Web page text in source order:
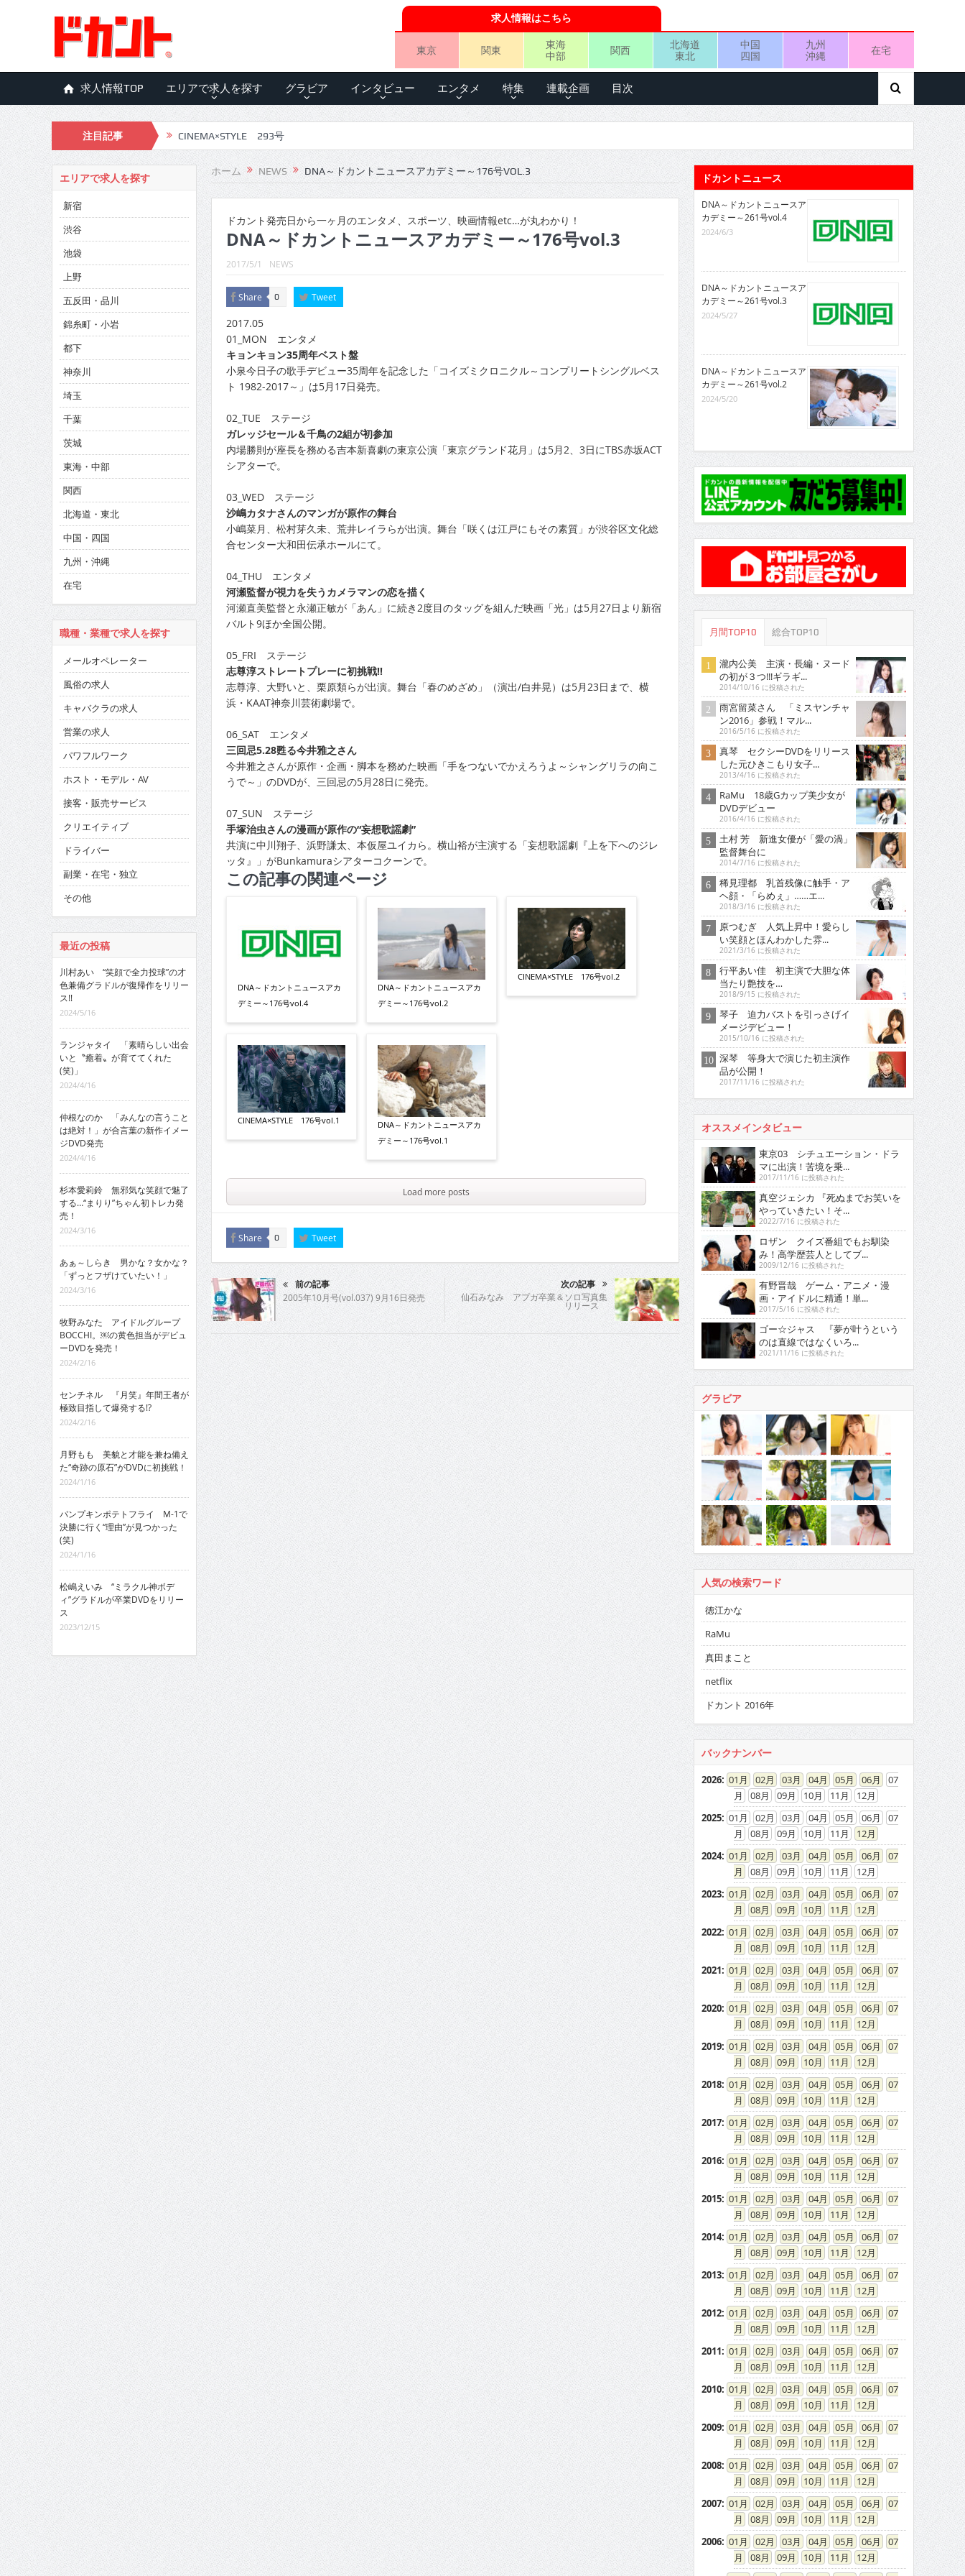
求人情報はこちら
東京 関東
東海
中部
関西
北海道
東北
中国
四国
九州
沖縄
在宅
求人情報TOP エリアで求人を探す グラビア インタビュー エンタメ 特集 連載企画 目次
注目記事 CINEMA×STYLE 293号
CINEMA×STYLE 292号
CINEMA×STYLE 291号
CINEMA×STYLE 290号
CINEMA×STYLE 289号
CINEMA×STYLE 288号
CINEMA×STYLE 287号
CINEMA×STYLE 286号
CINEMA×STYLE 285号
CINEMA×STYLE 294号
ホーム NEWS DNA～ドカントニュースアカデミー～176号VOL.3
ドカント発売日から一ヶ月のエンタメ、スポーツ、映画情報etc…が丸わかり！
DNA～ドカントニュースアカデミー～176号vol.3
2017/5/1 NEWS
Share 0 Tweet
2017.05
01_MON エンタメ
キョンキョン35周年ベスト盤
小泉今日子の歌手デビュー35周年を記念した「コイズミクロニクル～コンプリートシングルベス
ト 1982-2017～」は5月17日発売。
02_TUE ステージ
ガレッジセール＆千鳥の2組が初参加
内場勝則が座長を務める吉本新喜劇の東京公演「東京グランド花月」は5月2、3日にTBS赤坂ACT
シアターで。
03_WED ステージ
沙嶋カタナさんのマンガが原作の舞台
小嶋菜月、松村芽久未、荒井レイラらが出演。舞台「咲くは江戸にもその素質」が渋谷区文化総
合センター大和田伝承ホールにて。
04_THU エンタメ
河瀬監督が視力を失うカメラマンの恋を描く
河瀬直美監督と永瀬正敏が「あん」に続き2度目のタッグを組んだ映画「光」は5月27日より新宿
バルト9ほか全国公開。
05_FRI ステージ
志尊淳ストレートプレーに初挑戦!!
志尊淳、大野いと、栗原類らが出演。舞台「春のめざめ」（演出/白井晃）は5月23日まで、横
浜・KAAT神奈川芸術劇場で。
06_SAT エンタメ
三回忌5.28甦る今井雅之さん
今井雅之さんが原作・企画・脚本を務めた映画「手をつないでかえろうよ～シャングリラの向こ
うで～」のDVDが、三回忌の5月28日に発売。
07_SUN ステージ
手塚治虫さんの漫画が原作の“妄想歌謡劇”
共演に中川翔子、浜野謙太、本仮屋ユイカら。横山裕が主演する「妄想歌謡劇『上を下へのジレ
ッタ』」がBunkamuraシアターコクーンで。
この記事の関連ページ
DNA～ドカントニュースアカ
デミー～176号vol.4
CINEMA×STYLE 176号vol.1
DNA～ドカントニュースアカ
デミー～176号vol.2
DNA～ドカントニュースアカ
デミー～176号vol.1
CINEMA×STYLE 176号vol.2
Load more posts
Share 0 Tweet
前の記事
2005年10月号(vol.037) 9月16日発売
次の記事
仙石みなみ アプガ卒業＆ソロ写真集
リリース
エリアで求人を探す
新宿
渋谷
池袋
上野
五反田・品川
錦糸町・小岩
都下
神奈川
埼玉
千葉
茨城
東海・中部
関西
北海道・東北
中国・四国
九州・沖縄
在宅
職種・業種で求人を探す
メールオペレーター
風俗の求人
キャバクラの求人
営業の求人
パワフルワーク
ホスト・モデル・AV
接客・販売サービス
クリエイティブ
ドライバー
副業・在宅・独立
その他
最近の投稿
川村あい “笑顔で全力投球”の才
色兼備グラドルが復帰作をリリー
ス!!
2024/5/16
ランジャタイ 「素晴らしい出会
いと〝癒着〟が育ててくれた
(笑)」
2024/4/16
仲根なのか 「みんなの言うこと
は絶対！」が合言葉の新作イメー
ジDVD発売
2024/4/16
杉本愛莉鈴 無邪気な笑顔で魅了
する…“まりり”ちゃん初トレカ発
売！
2024/3/16
あぁ～しらき 男かな？女かな？
「ずっとフザけていたい！」
2024/3/16
牧野みなた アイドルグループ
BOCCHI。￼の黄色担当がデビュ
ーDVDを発売！
2024/2/16
センチネル 『月笑』年間王者が
極致目指して爆発する!?
2024/2/16
月野もも 美貌と才能を兼ね備え
た“奇跡の原石”がDVDに初挑戦！
2024/1/16
パンプキンポテトフライ M-1で
決勝に行く“理由”が見つかった
(笑)
2024/1/16
松嶋えいみ “ミラクル神ボデ
ィ”グラドルが卒業DVDをリリー
ス
2023/12/15
ドカントニュース
DNA～ドカントニュースア
カデミー～261号vol.4
2024/6/3
DNA～ドカントニュースア
カデミー～261号vol.3
2024/5/27
DNA～ドカントニュースア
カデミー～261号vol.2
2024/5/20
月間TOP10 総合TOP10
瀧内公美 主演・長編・ヌード
の初が３つ!!!ギラギ...
2014/10/16 に投稿された
雨宮留菜さん 「ミスヤンチャ
ン2016」参戦！マル...
2016/5/16 に投稿された
真琴 セクシーDVDをリリース
した元ひきこもり女子...
2013/4/16 に投稿された
RaMu 18歳Gカップ美少女が
DVDデビュー
2016/4/16 に投稿された
土村 芳 新進女優が「愛の渦」
監督舞台に
2014/7/16 に投稿された
稀見理都 乳首残像に触手・ア
ヘ顔・「らめぇ」……エ...
2018/3/16 に投稿された
原つむぎ 人気上昇中！愛らし
い笑顔とほんわかした雰...
2021/3/16 に投稿された
行平あい佳 初主演で大胆な体
当たり艶技を…
2018/9/15 に投稿された
琴子 迫力バストを引っさげイ
メージデビュー！
2015/10/16 に投稿された
深琴 等身大で演じた初主演作
品が公開！
2017/11/16 に投稿された
オススメインタビュー
東京03 シチュエーション・ドラ
マに出演！苦境を乗...
2017/11/16 に投稿された
真空ジェシカ 『死ぬまでお笑いを
やっていきたい！そ...
2022/7/16 に投稿された
ロザン クイズ番組でもお馴染
み！高学歴芸人としてブ...
2009/12/16 に投稿された
有野晋哉 ゲーム・アニメ・漫
画・アイドルに精通！単...
2017/5/16 に投稿された
ゴー☆ジャス 『夢が叶うという
のは直線ではなくいろ...
2021/11/16 に投稿された
グラビア
人気の検索ワード
徳江かな
RaMu
真田まこと
netflix
ドカント 2016年
バックナンバー
2026: 01 02 03 04 05 06
07
08
09 10 11
12
2025: 01 02 03 04 05 06
07
08
09 10 11
12
2024: 01 02 03 04 05 06
07
08
09 10 11
12
2023: 01 02 03 04 05 06
07
08
09 10 11
12
2022: 01 02 03 04 05 06
07
08
09 10 11
12
2021: 01 02 03 04 05 06
07
08
09 10 11
12
2020: 01 02 03 04 05 06
07
08
09 10 11
12
2019: 01 02 03 04 05 06
07
08
09 10 11
12
2018: 01 02 03 04 05 06
07
08
09 10 11
12
2017: 01 02 03 04 05 06
07
08
09 10 11
12
2016: 01 02 03 04 05 06
07
08
09 10 11
12
2015: 01 02 03 04 05 06
07
08
09 10 11
12
2014: 01 02 03 04 05 06
07
08
09 10 11
12
2013: 01 02 03 04 05 06
07
08
09 10 11
12
2012: 01 02 03 04 05 06
07
08
09 10 11
12
2011: 01 02 03 04 05 06
07
08
09 10 11
12
2010: 01 02 03 04 05 06
07
08
09 10 11
12
2009: 01 02 03 04 05 06
07
08
09 10 11
12
2008: 01 02 03 04 05 06
07
08
09 10 11
12
2007: 01 02 03 04 05 06
07
08
09 10 11
12
2006: 01 02 03 04 05 06
07
08
09 10 11
12